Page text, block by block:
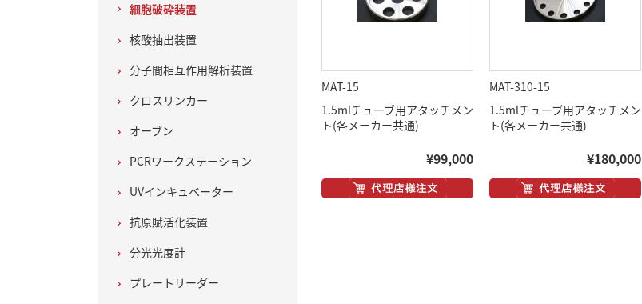
MAT-15
1.5mlチューブ用アタッチメン
ト(各メーカー共通)
¥99,000
MAT-310-15
1.5mlチューブ用アタッチメン
ト(各メーカー共通)
¥180,000
細胞破砕装置
核酸抽出装置
分子間相互作用解析装置
クロスリンカー
オーブン
PCRワークステーション
UVインキュベーター
抗原賦活化装置
分光光度計
プレートリーダー